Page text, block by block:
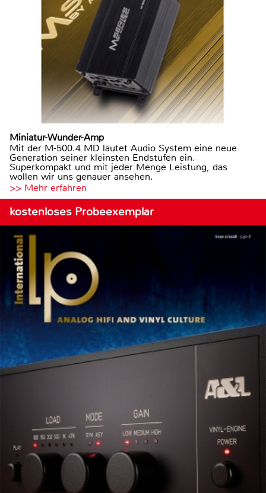
Miniatur-Wunder-Amp
Mit der M-500.4 MD läutet Audio System eine neue
Generation seiner kleinsten Endstufen ein.
Superkompakt und mit jeder Menge Leistung, das
wollen wir uns genauer ansehen.
>> Mehr erfahren
kostenloses Probeexemplar